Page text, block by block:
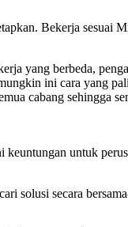
Bekerja sesuai
yang berbeda,
ini cara yang
cabang sehingga
untuk
solusi secara